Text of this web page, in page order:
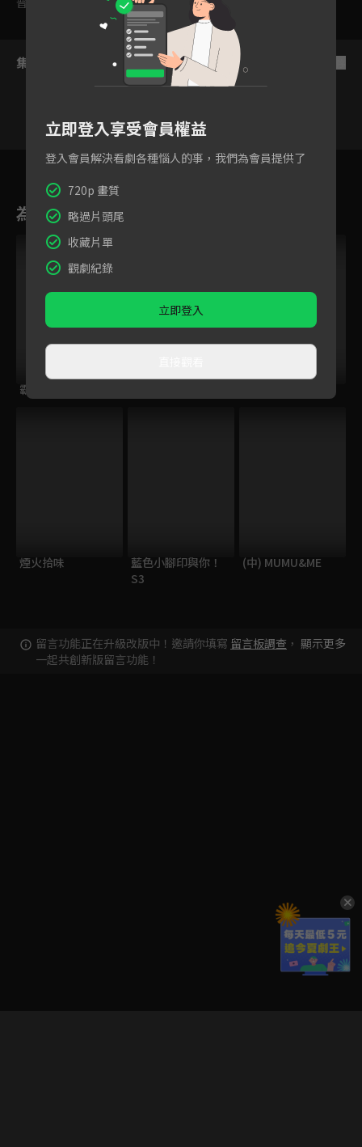
集數列表
43 44 45 46 47
為您推薦
霸王龍雷奇 第二季
煙火拾味
藍色小腳印與你！
S3
(中) MUMU&ME
留言功能正在升級改版中！邀請你填寫 留言板調查 ，
一起共創新版留言功能！
顯示更多
立即登入享受會員權益
登入會員解決看劇各種惱人的事，我們為會員提供了
720p 畫質
略過片頭尾
收藏片單
觀劇紀錄
立即登入